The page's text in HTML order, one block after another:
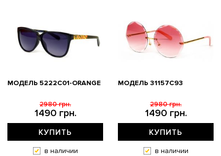
МОДЕЛЬ 5222C01-ORANGE
1490 грн.
2980 грн.
КУПИТЬ
в наличии
МОДЕЛЬ 31157С93
1490 грн.
2980 грн.
КУПИТЬ
в наличии